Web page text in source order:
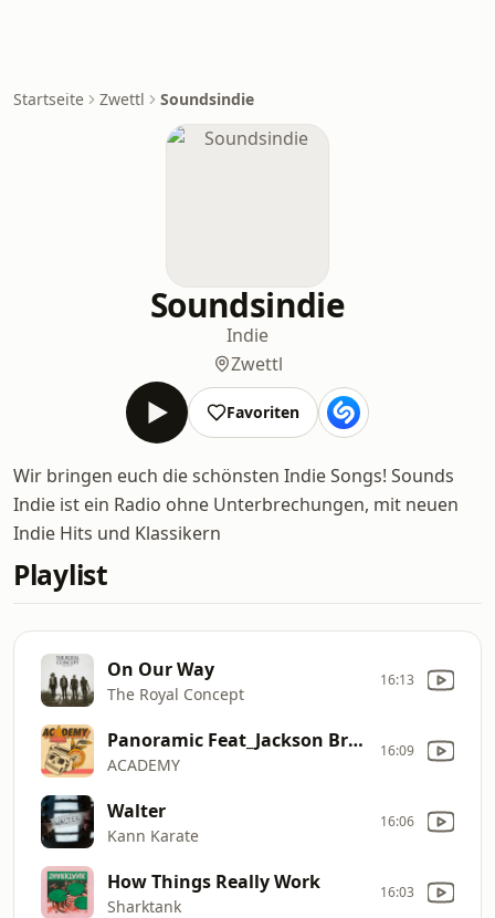
Startseite Zwettl Soundsindie
Soundsindie
Indie
Zwettl
Favoriten
Wir bringen euch die schönsten Indie Songs! Sounds
Indie ist ein Radio ohne Unterbrechungen, mit neuen
Indie Hits und Klassikern
Playlist
On Our Way
The Royal Concept
16:13
Panoramic Feat_Jackson Breit
ACADEMY
16:09
Walter
Kann Karate
16:06
How Things Really Work
Sharktank
16:03